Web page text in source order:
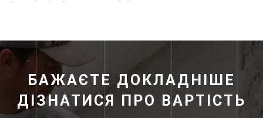
БАЖАЄТЕ ДОКЛАДНІШЕ
ДІЗНАТИСЯ ПРО ВАРТІСТЬ